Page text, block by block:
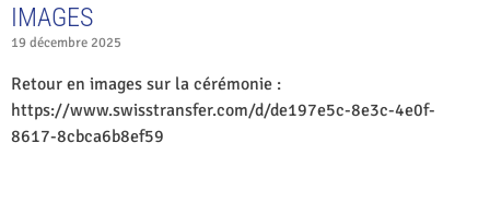
IMAGES
19 décembre 2025
Retour en images sur la cérémonie :
https://www.swisstransfer.com/d/de197e5c-8e3c-4e0f-
8617-8cbca6b8ef59